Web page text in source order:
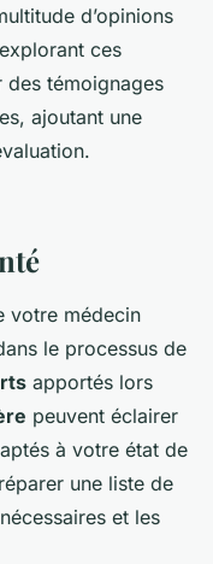
d’opinions
ces
témoignages
ajoutant une
votre médecin
le processus de
apportés lors
peuvent éclairer
à votre état de
une liste de
nécessaires et les